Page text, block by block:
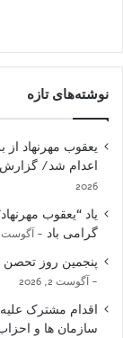
نوشته‌های تازه
یعقوب مهرنهاد از
اعدام شد/ گزارش
2026
یاد “یعقوب
گرامی باد
آگوست 3, 2026
پنجمین روز تحصن
آگوست 2, 2026
اقدام مشترک
سازمان ها و